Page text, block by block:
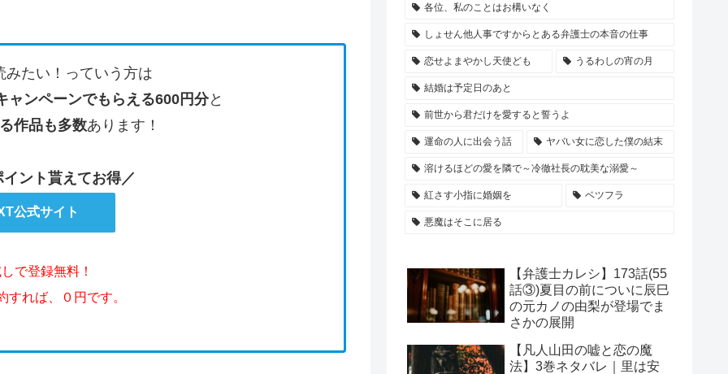
みたい！っていう方は
ャンペーンでもらえる600円分と
作品も多数あります！
ント貰えてお得／
公式サイト
で登録無料！
すれば、０円です。
各位、私のことはお構いなく
しょせん他人事ですからとある弁護士の本音の仕事
恋せよまやかし天使ども うるわしの宵の月
結婚は予定日のあと
前世から君だけを愛すると誓うよ
運命の人に出会う話 ヤバい女に恋した僕の結末
溶けるほどの愛を隣で～冷徹社長の耽美な溺愛～
紅さす小指に婚姻を ベツフラ
悪魔はそこに居る
【弁護士カレシ】173話(55
話③)夏目の前についに辰巳
の元カノの由梨が登場でま
さかの展開
【凡人山田の嘘と恋の魔
法】3巻ネタバレ｜里は安